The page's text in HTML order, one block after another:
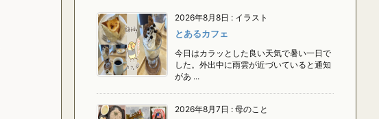
2026年8月8日 : イラスト
とあるカフェ
今日はカラッとした良い天気で暑い一日で
した。外出中に雨雲が近づいていると通知
があ ...
2026年8月7日 : 母のこと